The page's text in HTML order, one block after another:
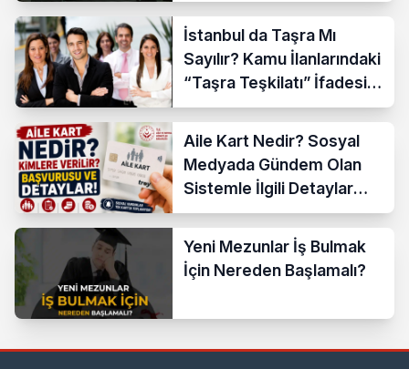
İstanbul da Taşra Mı
Sayılır? Kamu İlanlarındaki
“Taşra Teşkilatı” İfadesi
Açıklandı
Aile Kart Nedir? Sosyal
Medyada Gündem Olan
Sistemle İlgili Detaylar
Araştırılıyor
Yeni Mezunlar İş Bulmak
İçin Nereden Başlamalı?